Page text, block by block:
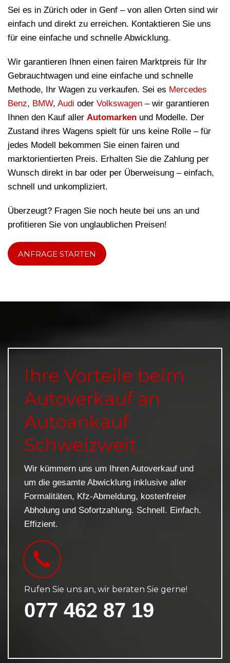
Sei es in Zürich oder in Genf – von allen Orten sind wir
einfach und direkt zu erreichen. Kontaktieren Sie uns
für eine einfache und schnelle Abwicklung.
Wir garantieren Ihnen einen fairen Marktpreis für Ihr
Gebrauchtwagen und eine einfache und schnelle
Methode, Ihr Wagen zu verkaufen. Sei es Mercedes
Benz, BMW, Audi oder Volkswagen – wir garantieren
Ihnen den Kauf aller Automarken und Modelle. Der
Zustand ihres Wagens spielt für uns keine Rolle – für
jedes Modell bekommen Sie einen fairen und
marktorientierten Preis. Erhalten Sie die Zahlung per
Wunsch direkt in bar oder per Überweisung – einfach,
schnell und unkompliziert.
Überzeugt? Fragen Sie noch heute bei uns an und
profitieren Sie von unglaublichen Preisen!
ANFRAGE STARTEN
Ihre Vorteile beim
Autoverkauf an
Autoankauf
Schweizweit
Wir kümmern uns um Ihren Autoverkauf und
um die gesamte Abwicklung inklusive aller
Formalitäten, Kfz-Abmeldung, kostenfreier
Abholung und Sofortzahlung. Schnell. Einfach.
Effizient.
Rufen Sie uns an, wir beraten Sie gerne!
077 462 87 19